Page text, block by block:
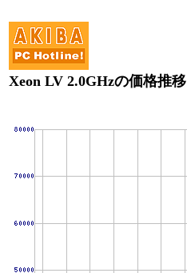
Xeon LV 2.0GHzの価格推移